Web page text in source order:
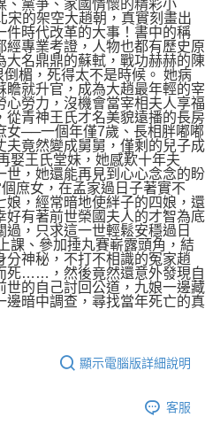
、黨爭、家國情懷的精彩小
宋的架空大趙朝，真實刻畫出
件時代改革的大事！書中的稱
專業考證，人物也都有歷史原
大名鼎鼎的蘇軾，戰功赫赫的陳
楣，死得太不是時候。 她病
瞻就升官，成為大趙最年輕的宰
勞力，沒機會當宰相夫人享福
從青神王氏才名美貌遠播的長房
女──一個年僅7歲、長相胖嘟嘟
夫竟然變成舅舅，僅剩的兒子成
娶王氏堂妹，她感歎十年夫
世，她還能再見到心心念念的盼
庶女，在孟家過日子著實不
，經常暗地使絆子的四娘，還
有著前世榮國夫人的才智為底
，只求這一世輕鬆安穩過日
課、參加捶丸賽嶄露頭角，結
神秘，不打不相識的冤家趙
死……，然後竟然還意外發現自
世的自己討回公道，九娘一邊藏
邊暗中調查，尋找當年死亡的真
顯示電腦版詳細說明
客服